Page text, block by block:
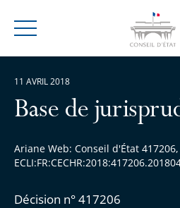
Menu
Base de
Ariane Web: Conseil d'État
Décision n° 417206
11 AVRIL 2018